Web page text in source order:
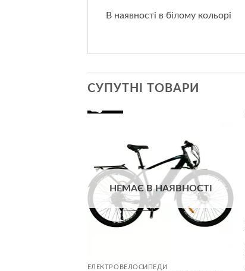
В наявності в білому кольорі
СУПУТНІ ТОВАРИ
бажань
НЕМАЄ В НАЯВНОСТІ
ЕЛЕКТРОВЕЛОСИПЕДИ